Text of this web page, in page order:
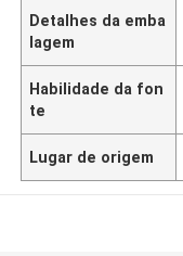
Detalhes da emba
lagem
Habilidade da fon
te
Lugar de origem